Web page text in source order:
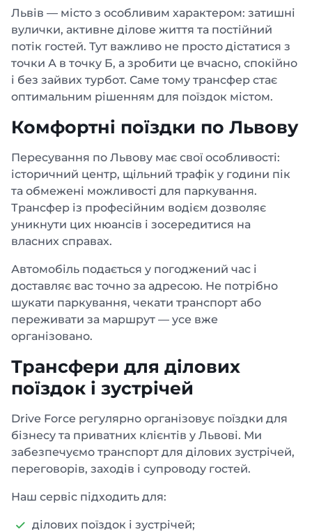
Львів — місто з особливим характером: затишні
вулички, активне ділове життя та постійний
потік гостей. Тут важливо не просто дістатися з
точки А в точку Б, а зробити це вчасно, спокійно
і без зайвих турбот. Саме тому трансфер стає
оптимальним рішенням для поїздок містом.
Комфортні поїздки по Львову
Пересування по Львову має свої особливості:
історичний центр, щільний трафік у години пік
та обмежені можливості для паркування.
Трансфер із професійним водієм дозволяє
уникнути цих нюансів і зосередитися на
власних справах.
Автомобіль подається у погоджений час і
доставляє вас точно за адресою. Не потрібно
шукати паркування, чекати транспорт або
переживати за маршрут — усе вже
організовано.
Трансфери для ділових
поїздок і зустрічей
Drive Force регулярно організовує поїздки для
бізнесу та приватних клієнтів у Львові. Ми
забезпечуємо транспорт для ділових зустрічей,
переговорів, заходів і супроводу гостей.
Наш сервіс підходить для:
ділових поїздок і зустрічей;